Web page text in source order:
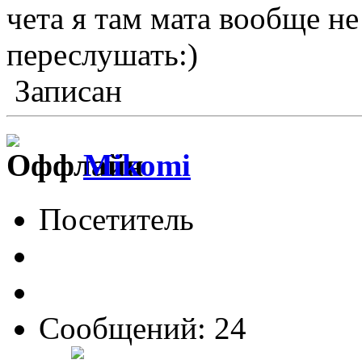
чета я там мата вообще
переслушать:)
Записан
Mikomi
Посетитель
Сообщений: 24